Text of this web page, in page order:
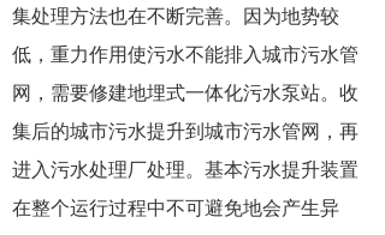
集处理方法也在不断完善。因为地势较
低，重力作用使污水不能排入城市污水管
网，需要修建地埋式一体化污水泵站。收
集后的城市污水提升到城市污水管网，再
进入污水处理厂处理。基本污水提升装置
在整个运行过程中不可避免地会产生异